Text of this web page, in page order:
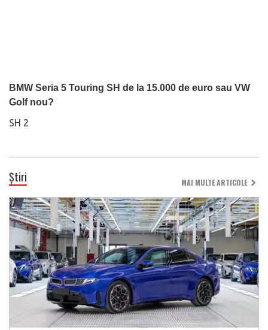
BMW Seria 5 Touring SH de la 15.000 de euro sau VW
Golf nou?
SH 2
Știri MAI MULTE ARTICOLE